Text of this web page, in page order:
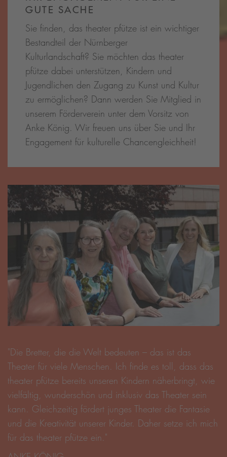
GUTE SACHE
Sie finden, das theater pfütze ist ein wichtiger
Bestandteil der Nürnberger
Kulturlandschaft? Sie möchten das theater
pfütze dabei unterstützen, Kindern und
Jugendlichen den Zugang zu Kunst und Kultur
zu ermöglichen? Dann werden Sie Mitglied in
unserem Förderverein unter dem Vorsitz von
Anke König. Wir freuen uns über Sie und Ihr
Engagement für kulturelle Chancengleichheit!
"Die Bretter, die die Welt bedeuten – das ist das
Theater für viele Menschen. Ich finde es toll, dass das
theater pfütze bereits unseren Kindern näherbringt, wie
vielfältig, wunderschön und inklusiv das Theater sein
kann. Gleichzeitig fördert junges Theater die Fantasie
und die Kreativität unserer Kinder. Daher setze ich mich
für das theater pfütze ein."